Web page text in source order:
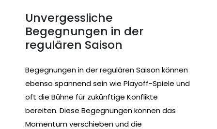
Unvergessliche
Begegnungen in der
regulären Saison
Begegnungen in der regulären Saison können
ebenso spannend sein wie Playoff-Spiele und
oft die Bühne für zukünftige Konflikte
bereiten. Diese Begegnungen können das
Momentum verschieben und die